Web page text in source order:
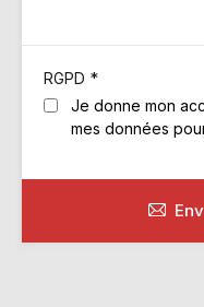
RGPD *
Je donne mon
mes données